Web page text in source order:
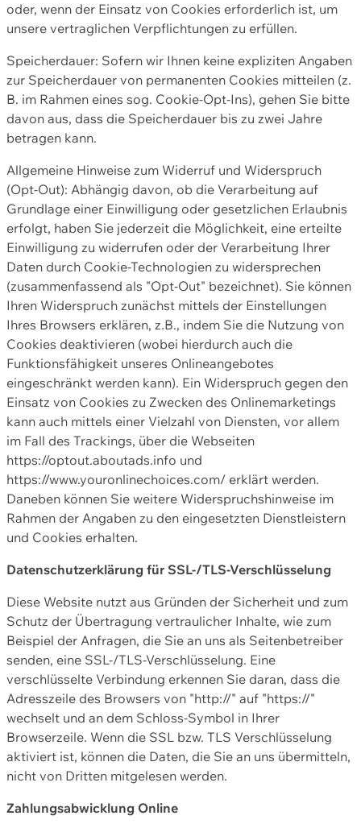
oder, wenn der Einsatz von Cookies erforderlich ist, um
unsere vertraglichen Verpflichtungen zu erfüllen.
Speicherdauer: Sofern wir Ihnen keine expliziten Angaben
zur Speicherdauer von permanenten Cookies mitteilen (z.
B. im Rahmen eines sog. Cookie-Opt-Ins), gehen Sie bitte
davon aus, dass die Speicherdauer bis zu zwei Jahre
betragen kann.
Allgemeine Hinweise zum Widerruf und Widerspruch
(Opt-Out): Abhängig davon, ob die Verarbeitung auf
Grundlage einer Einwilligung oder gesetzlichen Erlaubnis
erfolgt, haben Sie jederzeit die Möglichkeit, eine erteilte
Einwilligung zu widerrufen oder der Verarbeitung Ihrer
Daten durch Cookie-Technologien zu widersprechen
(zusammenfassend als "Opt-Out" bezeichnet). Sie können
Ihren Widerspruch zunächst mittels der Einstellungen
Ihres Browsers erklären, z.B., indem Sie die Nutzung von
Cookies deaktivieren (wobei hierdurch auch die
Funktionsfähigkeit unseres Onlineangebotes
eingeschränkt werden kann). Ein Widerspruch gegen den
Einsatz von Cookies zu Zwecken des Onlinemarketings
kann auch mittels einer Vielzahl von Diensten, vor allem
im Fall des Trackings, über die Webseiten
https://optout.aboutads.info und
https://www.youronlinechoices.com/ erklärt werden.
Daneben können Sie weitere Widerspruchshinweise im
Rahmen der Angaben zu den eingesetzten Dienstleistern
und Cookies erhalten.
Datenschutzerklärung für SSL-/TLS-Verschlüsselung
Diese Website nutzt aus Gründen der Sicherheit und zum
Schutz der Übertragung vertraulicher Inhalte, wie zum
Beispiel der Anfragen, die Sie an uns als Seitenbetreiber
senden, eine SSL-/TLS-Verschlüsselung. Eine
verschlüsselte Verbindung erkennen Sie daran, dass die
Adresszeile des Browsers von "http://" auf "https://"
wechselt und an dem Schloss-Symbol in Ihrer
Browserzeile. Wenn die SSL bzw. TLS Verschlüsselung
aktiviert ist, können die Daten, die Sie an uns übermitteln,
nicht von Dritten mitgelesen werden.
Zahlungsabwicklung Online